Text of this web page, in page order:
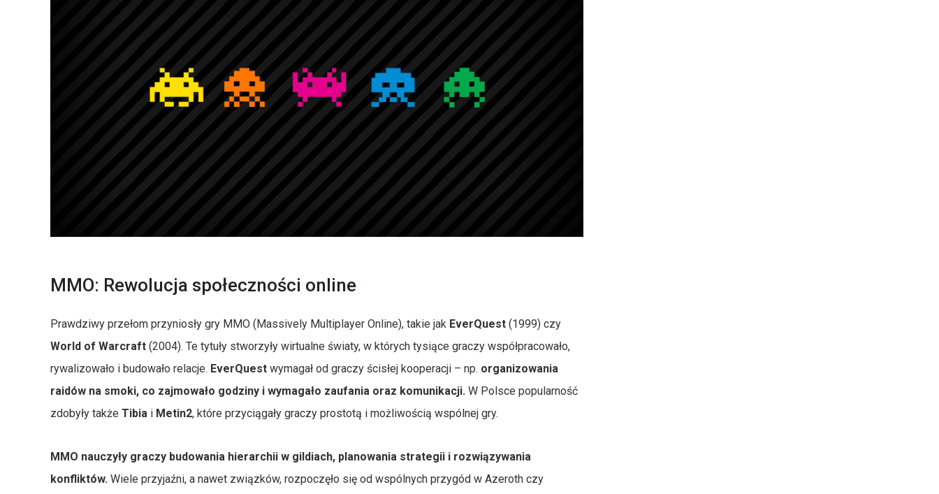
MMO: Rewolucja społeczności online
Prawdziwy przełom przyniosły gry MMO (Massively Multiplayer Online), takie jak EverQuest (1999) czy
World of Warcraft (2004). Te tytuły stworzyły wirtualne światy, w których tysiące graczy współpracowało,
rywalizowało i budowało relacje. EverQuest wymagał od graczy ścisłej kooperacji – np. organizowania
raidów na smoki, co zajmowało godziny i wymagało zaufania oraz komunikacji. W Polsce popularność
zdobyły także Tibia i Metin2, które przyciągały graczy prostotą i możliwością wspólnej gry.
MMO nauczyły graczy budowania hierarchii w gildiach, planowania strategii i rozwiązywania
konfliktów. Wiele przyjaźni, a nawet związków, rozpoczęło się od wspólnych przygód w Azeroth czy